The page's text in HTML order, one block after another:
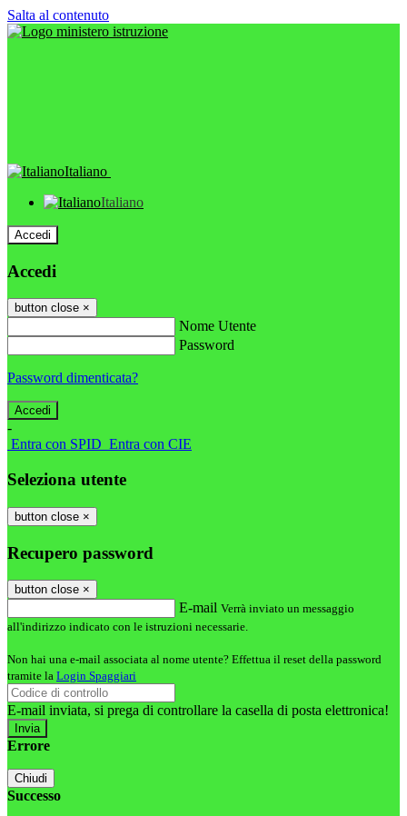
Salta al contenuto
Italiano
Italiano
Accedi
Accedi
button close ×
Nome Utente
Password
Password dimenticata?
-
Entra con SPID Entra con CIE
Seleziona utente
button close ×
Recupero password
button close ×
E-mail Verrà inviato un messaggio
all'indirizzo indicato con le istruzioni necessarie.
Non hai una e-mail associata al nome utente? Effettua il reset della password
tramite la Login Spaggiari
E-mail inviata, si prega di controllare la casella di posta elettronica!
Errore
Chiudi
Successo